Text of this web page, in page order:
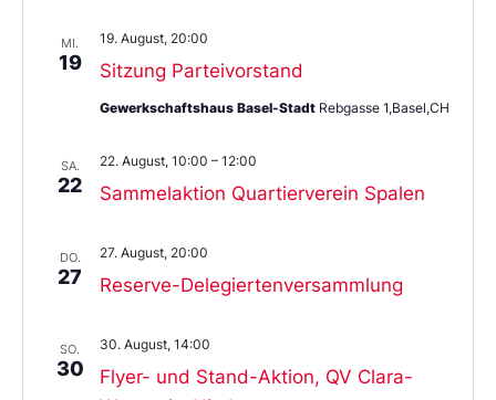
MI.
19 Sitzung Parteivorstand
19. August, 20:00
Gewerkschaftshaus Basel-Stadt Rebgasse 1,Basel,CH
SA.
22 Sammelaktion Quartierverein Spalen
22. August, 10:00 – 12:00
DO.
27 Reserve-Delegiertenversammlung
27. August, 20:00
SO.
30
Flyer- und Stand-Aktion, QV Clara-
30. August, 14:00